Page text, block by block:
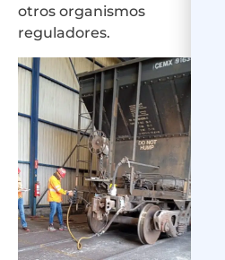
otros organismos
reguladores.